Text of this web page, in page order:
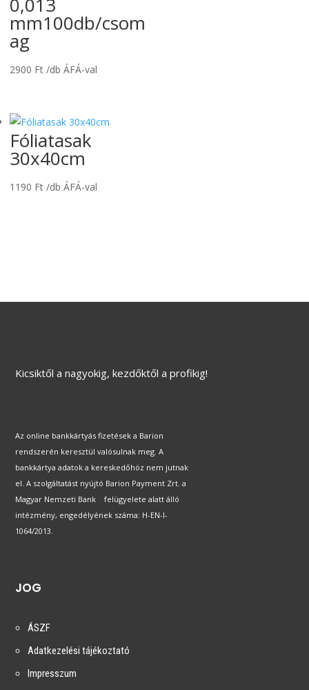
mm100db/csom
ag
2900 Ft /db ÁFÁ-val
Fóliatasak
30x40cm
1190 Ft /db ÁFÁ-val
Kicsiktől a nagyokig, kezdőktől a profikig!
Az online bankkártyás fizetések a Barion
rendszerén keresztül valósulnak meg. A
bankkártya adatok a kereskedőhöz nem jutnak
el. A szolgáltatást nyújtó Barion Payment Zrt. a
Magyar Nemzeti Bank felügyelete alatt álló
intézmény, engedélyének száma: H-EN-I-
1064/2013.
JOG
ÁSZF
Adatkezelési tájékoztató
Impresszum